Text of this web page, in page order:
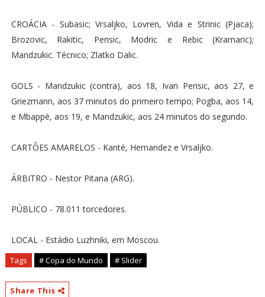
CROÁCIA - Subasic; Vrsaljko, Lovren, Vida e Strinic (Pjaca);
Brozovic, Rakitic, Perisic, Modric e Rebic (Kramaric);
Mandzukic. Técnico; Zlatko Dalic.
GOLS - Mandzukic (contra), aos 18, Ivan Perisic, aos 27, e
Griezmann, aos 37 minutos do primeiro tempo; Pogba, aos 14,
e Mbappé, aos 19, e Mandzukic, aos 24 minutos do segundo.
CARTÕES AMARELOS - Kanté, Hernandez e Vrsaljko.
ÁRBITRO - Nestor Pitana (ARG).
PÚBLICO - 78.011 torcedores.
LOCAL - Estádio Luzhniki, em Moscou.
Tags # Copa do Mundo # Slider
Share This